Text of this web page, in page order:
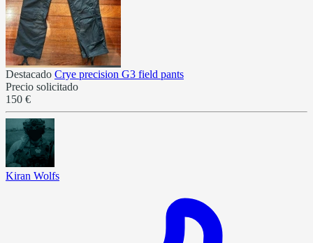
Destacado Crye precision G3 field pants
Precio solicitado
150 €
Kiran Wolfs